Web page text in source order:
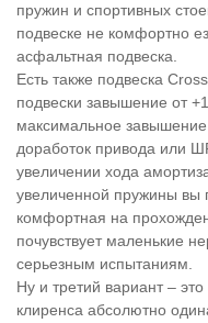
пружин и спортивных
подвеске не комфортно
асфальтная подвеска.
Есть также подвеска
подвески завышение от
максимальное
доработок привода или
увеличении хода
увеличенной пружины вы
комфортная на
почувствует маленькие
серьезным испытаниям.
Ну и третий вариант –
клиренса абсолютно